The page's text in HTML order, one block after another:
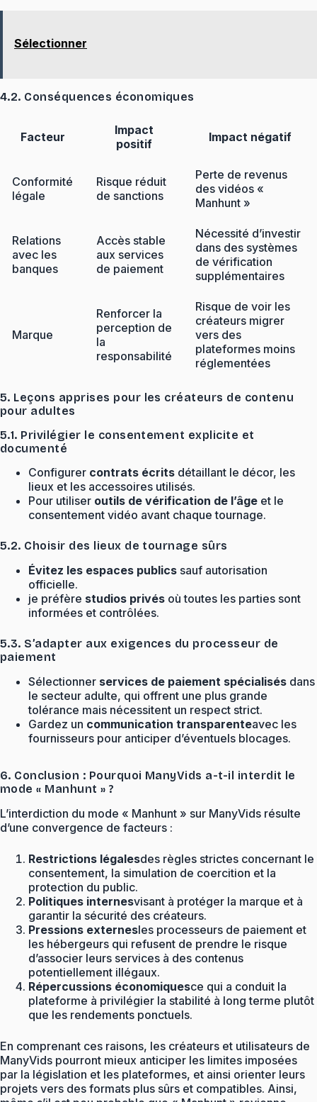
Sélectionner
4.2. Conséquences économiques
Facteur
Impact
positif
Impact négatif
Conformité
légale
Risque réduit
de sanctions
Perte de revenus
des vidéos «
Manhunt »
Relations
avec les
banques
Accès stable
aux services
de paiement
Nécessité d’investir
dans des systèmes
de vérification
supplémentaires
Marque
Renforcer la
perception de
la
responsabilité
Risque de voir les
créateurs migrer
vers des
plateformes moins
réglementées
5. Leçons apprises pour les créateurs de contenu
pour adultes
5.1. Privilégier le consentement explicite et
documenté
Configurer contrats écrits détaillant le décor, les
lieux et les accessoires utilisés.
Pour utiliser outils de vérification de l’âge et le
consentement vidéo avant chaque tournage.
5.2. Choisir des lieux de tournage sûrs
Évitez les espaces publics sauf autorisation
officielle.
je préfère studios privés où toutes les parties sont
informées et contrôlées.
5.3. S’adapter aux exigences du processeur de
paiement
Sélectionner services de paiement spécialisés dans
le secteur adulte, qui offrent une plus grande
tolérance mais nécessitent un respect strict.
Gardez un communication transparenteavec les
fournisseurs pour anticiper d’éventuels blocages.
6. Conclusion : Pourquoi ManyVids a-t-il interdit le
mode « Manhunt » ?
L’interdiction du mode « Manhunt » sur ManyVids résulte
d’une convergence de facteurs :
Restrictions légalesdes règles strictes concernant le
consentement, la simulation de coercition et la
protection du public.
Politiques internesvisant à protéger la marque et à
garantir la sécurité des créateurs.
Pressions externesles processeurs de paiement et
les hébergeurs qui refusent de prendre le risque
d’associer leurs services à des contenus
potentiellement illégaux.
Répercussions économiquesce qui a conduit la
plateforme à privilégier la stabilité à long terme plutôt
que les rendements ponctuels.
En comprenant ces raisons, les créateurs et utilisateurs de
ManyVids pourront mieux anticiper les limites imposées
par la législation et les plateformes, et ainsi orienter leurs
projets vers des formats plus sûrs et compatibles. Ainsi,